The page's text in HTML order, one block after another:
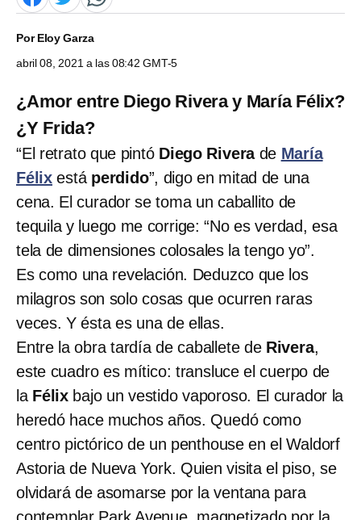
PorEloy Garza
abril 08, 2021 a las 08:42 GMT-5
¿Amor entre Diego Rivera y María Félix?
¿Y Frida?
“El retrato que pintó Diego Riverade María
Félix está perdido”, digo en mitad de una
cena. El curador se toma un caballito de
tequila y luego me corrige: “No es verdad, esa
tela de dimensiones colosales la tengo yo”.
Es como una revelación. Deduzco que los
milagros son solo cosas que ocurren raras
veces. Y ésta es una de ellas.
Entre la obra tardía de caballete deRivera,
este cuadro es mítico: transluce el cuerpo de
laFélix bajo un vestido vaporoso. El curador la
heredó hace muchos años. Quedó como
centro pictórico de un penthouse en el Waldorf
Astoria de Nueva York. Quien visita el piso, se
olvidará de asomarse por la ventana para